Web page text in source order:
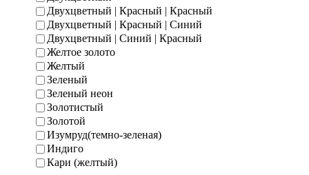
Двухцветный | Красный | Красный
Двухцветный | Красный | Синий
Двухцветный | Синий | Красный
Желтое золото
Желтый
Зеленый
Зеленый неон
Золотистый
Золотой
Изумруд(темно-зеленая)
Индиго
Кари (желтый)